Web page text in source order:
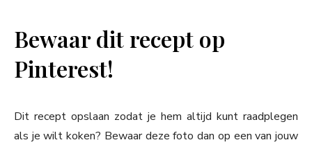
Bewaar dit recept op
Pinterest!
Dit recept opslaan zodat je hem altijd kunt raadplegen
als je wilt koken? Bewaar deze foto dan op een van jouw